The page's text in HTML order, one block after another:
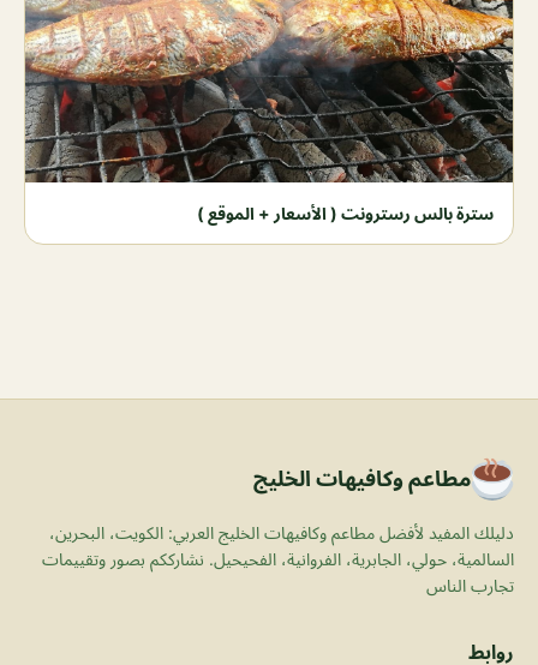
سترة بالس رسترونت ( الأسعار + الموقع )
مطاعم وكافيهات الخليج
دليلك المفيد لأفضل مطاعم وكافيهات الخليج العربي: الكويت، البحرين،
السالمية، حولي، الجابرية، الفروانية، الفحيحيل. نشارككم بصور وتقييمات
تجارب الناس
روابط